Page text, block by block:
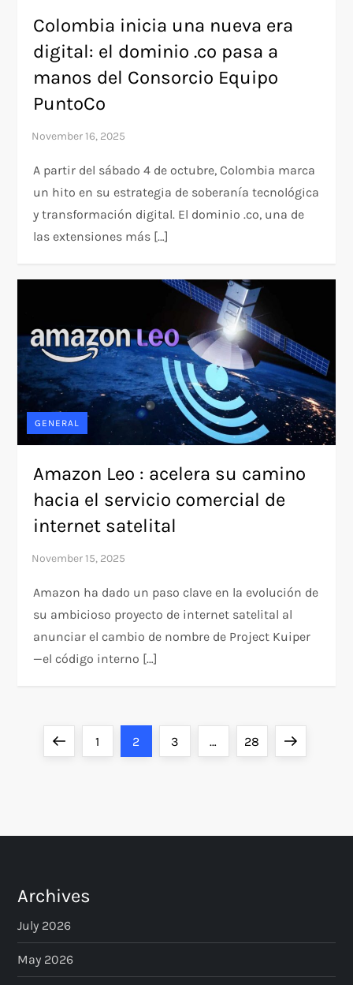
Colombia inicia una nueva era
digital: el dominio .co pasa a
manos del Consorcio Equipo
PuntoCo
A partir del sábado 4 de octubre, Colombia marca
un hito en su estrategia de soberanía tecnológica
y transformación digital. El dominio .co, una de
las extensiones más […]
GENERAL
Amazon Leo : acelera su camino
hacia el servicio comercial de
internet satelital
Amazon ha dado un paso clave en la evolución de
su ambicioso proyecto de internet satelital al
anunciar el cambio de nombre de Project Kuiper
—el código interno […]
s
p
a
PreviousPage
1 Page
2 Page
3 … Page
28 Next
Archives
July 2026
May 2026